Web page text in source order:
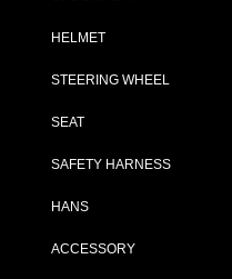
HELMET
STEERING WHEEL
SEAT
SAFETY HARNESS
HANS
ACCESSORY